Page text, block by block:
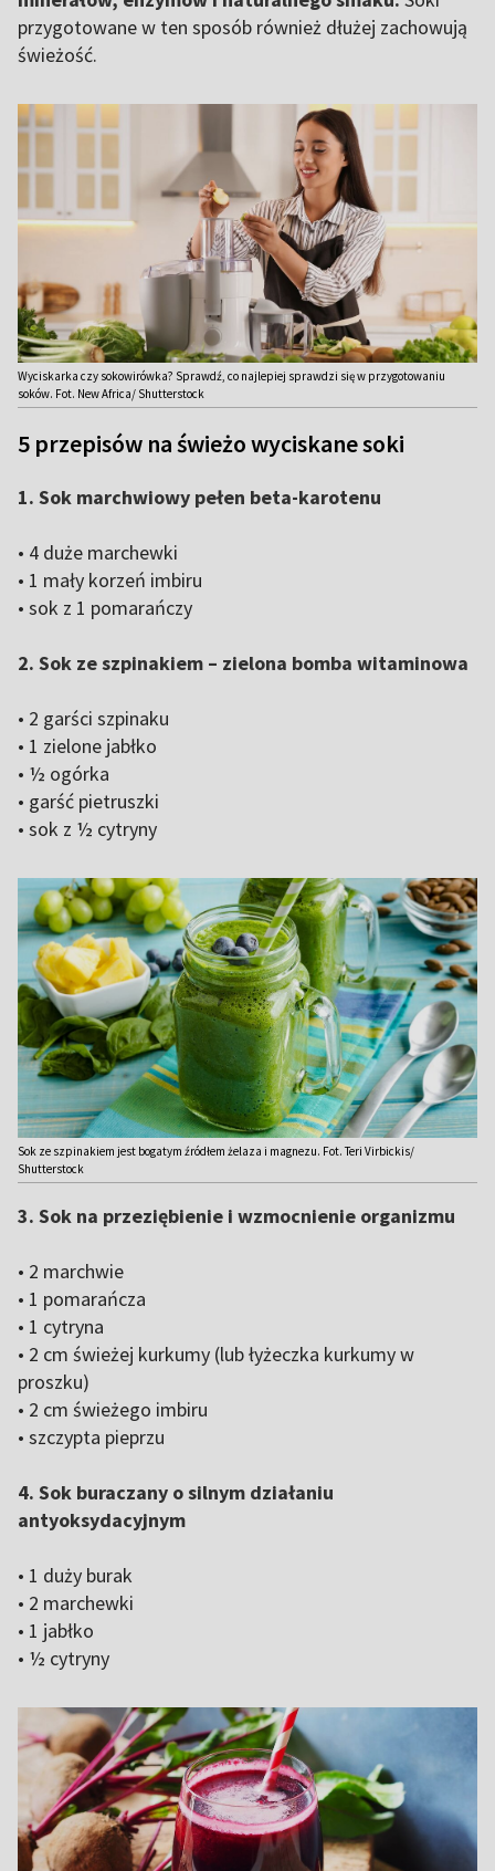
przygotowane w ten sposób również dłużej zachowują
świeżość.
Wyciskarka czy sokowirówka? Sprawdź, co najlepiej sprawdzi się w przygotowaniu
soków. Fot. New Africa/ Shutterstock
5 przepisów na świeżo wyciskane soki
1. Sok marchwiowy pełen beta-karotenu
• 4 duże marchewki
• 1 mały korzeń imbiru
• sok z 1 pomarańczy
2. Sok ze szpinakiem – zielona bomba witaminowa
• 2 garści szpinaku
• 1 zielone jabłko
• ½ ogórka
• garść pietruszki
• sok z ½ cytryny
Sok ze szpinakiem jest bogatym źródłem żelaza i magnezu. Fot. Teri Virbickis/
Shutterstock
3. Sok na przeziębienie i wzmocnienie organizmu
• 2 marchwie
• 1 pomarańcza
• 1 cytryna
• 2 cm świeżej kurkumy (lub łyżeczka kurkumy w
proszku)
• 2 cm świeżego imbiru
• szczypta pieprzu
4. Sok buraczany o silnym działaniu
antyoksydacyjnym
• 1 duży burak
• 2 marchewki
• 1 jabłko
• ½ cytryny